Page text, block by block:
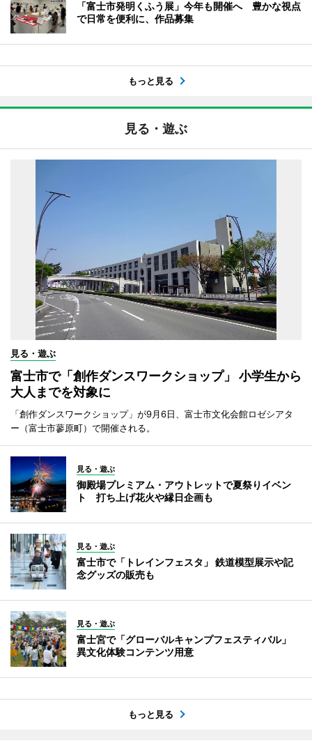
「富士市発明くふう展」今年も開催へ 豊かな視点
で日常を便利に、作品募集
もっと見る
見る・遊ぶ
見る・遊ぶ
富士市で「創作ダンスワークショップ」 小学生から
大人までを対象に
「創作ダンスワークショップ」が9月6日、富士市文化会館ロゼシアタ
ー（富士市蓼原町）で開催される。
見る・遊ぶ
御殿場プレミアム・アウトレットで夏祭りイベン
ト 打ち上げ花火や縁日企画も
見る・遊ぶ
富士市で「トレインフェスタ」 鉄道模型展示や記
念グッズの販売も
見る・遊ぶ
富士宮で「グローバルキャンプフェスティバル」
異文化体験コンテンツ用意
もっと見る